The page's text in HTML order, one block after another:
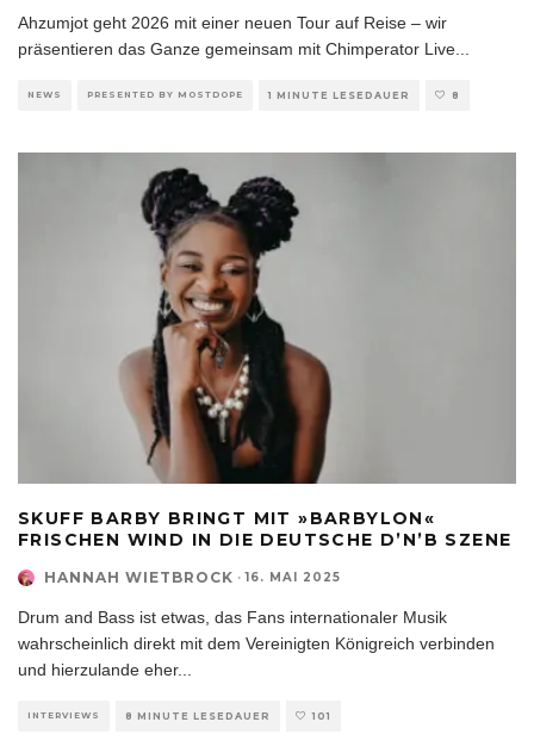
Ahzumjot geht 2026 mit einer neuen Tour auf Reise – wir
präsentieren das Ganze gemeinsam mit Chimperator Live
NEWS PRESENTED BY MOSTDOPE 1 MINUTE LESEDAUER 8
SKUFF BARBY BRINGT MIT »BARBYLON«
FRISCHEN WIND IN DIE DEUTSCHE D’N’B SZENE
HANNAH WIETBROCK · 16. MAI 2025
Drum and Bass ist etwas, das Fans internationaler Musik
wahrscheinlich direkt mit dem Vereinigten Königreich verbinden
und hierzulande eher...
INTERVIEWS 8 MINUTE LESEDAUER 101